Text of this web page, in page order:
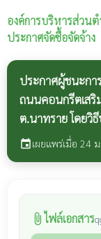
องค์การบริหารส่วน
ประกาศจัดซื้อจัดจ้าง
ประกาศผู้ชนะกา
ถนนคอนกรีตเส
ต.นาทราย โดยวิ
eventเผยแพร่เมื่อ 24
attach_file ไฟล์เอกสาร